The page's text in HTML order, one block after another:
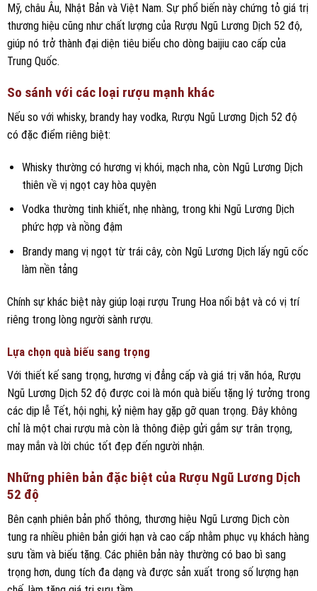
Mỹ, châu Âu, Nhật Bản và Việt Nam. Sự phổ biến này chứng tỏ giá trị
thương hiệu cũng như chất lượng của Rượu Ngũ Lương Dịch 52 độ,
giúp nó trở thành đại diện tiêu biểu cho dòng baijiu cao cấp của
Trung Quốc.
So sánh với các loại rượu mạnh khác
Nếu so với whisky, brandy hay vodka, Rượu Ngũ Lương Dịch 52 độ
có đặc điểm riêng biệt:
Whisky thường có hương vị khói, mạch nha, còn Ngũ Lương Dịch
thiên về vị ngọt cay hòa quyện
Vodka thường tinh khiết, nhẹ nhàng, trong khi Ngũ Lương Dịch
phức hợp và nồng đậm
Brandy mang vị ngọt từ trái cây, còn Ngũ Lương Dịch lấy ngũ cốc
làm nền tảng
Chính sự khác biệt này giúp loại rượu Trung Hoa nổi bật và có vị trí
riêng trong lòng người sành rượu.
Lựa chọn quà biếu sang trọng
Với thiết kế sang trọng, hương vị đẳng cấp và giá trị văn hóa, Rượu
Ngũ Lương Dịch 52 độ được coi là món quà biếu tặng lý tưởng trong
các dịp lễ Tết, hội nghị, kỷ niệm hay gặp gỡ quan trọng. Đây không
chỉ là một chai rượu mà còn là thông điệp gửi gắm sự trân trọng,
may mắn và lời chúc tốt đẹp đến người nhận.
Những phiên bản đặc biệt của Rượu Ngũ Lương Dịch
52 độ
Bên cạnh phiên bản phổ thông, thương hiệu Ngũ Lương Dịch còn
tung ra nhiều phiên bản giới hạn và cao cấp nhằm phục vụ khách hàng
sưu tầm và biếu tặng. Các phiên bản này thường có bao bì sang
trọng hơn, dung tích đa dạng và được sản xuất trong số lượng hạn